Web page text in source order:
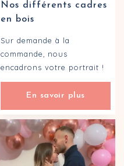
Nos différents cadres
en bois
Sur demande à la
commande, nous
encadrons votre portrait !
En savoir plus